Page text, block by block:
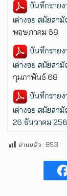
บันทึกรายง
เต่างอย สมัยสา
พฤษภาคม 68
บันทึกรายง
เต่างอย สมัยสา
กุมภาพันธ์ 68
บันทึกรายง
เต่างอย สมัยสา
26 ธันวาคม
อ่านแล้ว : 853